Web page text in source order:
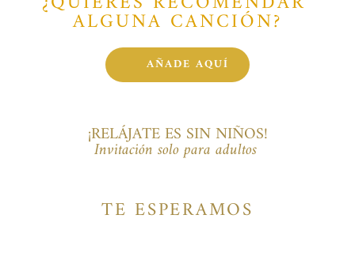
ALGUNA CANCIÓN?
AÑADE AQUÍ
¡RELÁJATE ES SIN NIÑOS!
Invitación solo para adultos
TE ESPERAMOS